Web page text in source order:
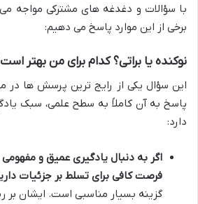
با سؤالات و دغدغه های مشترکی مواجه
برخی از این موارد پاسخ می دهیم:
نوکنده یا براتی؟ کدام برای من بهتر
این سؤال یکی از رایج ترین پرسش ها در
پاسخ به آن کاملاً به سطح علمی، سبک
دارد:
اگر به دنبال یادگیری عمیق و
فرصت کافی برای تسلط بر جزئیات
گزینه بسیار مناسبی است. ایشان بر